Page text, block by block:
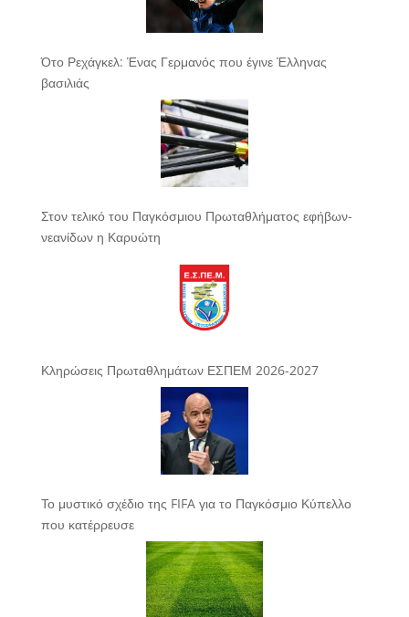
Ότο Ρεχάγκελ: Ένας Γερμανός που έγινε Έλληνας
βασιλιάς
Στον τελικό του Παγκόσμιου Πρωταθλήματος εφήβων-
νεανίδων η Καρυώτη
Κληρώσεις Πρωταθλημάτων ΕΣΠΕΜ 2026-2027
Το μυστικό σχέδιο της FIFA για το Παγκόσμιο Κύπελλο
που κατέρρευσε